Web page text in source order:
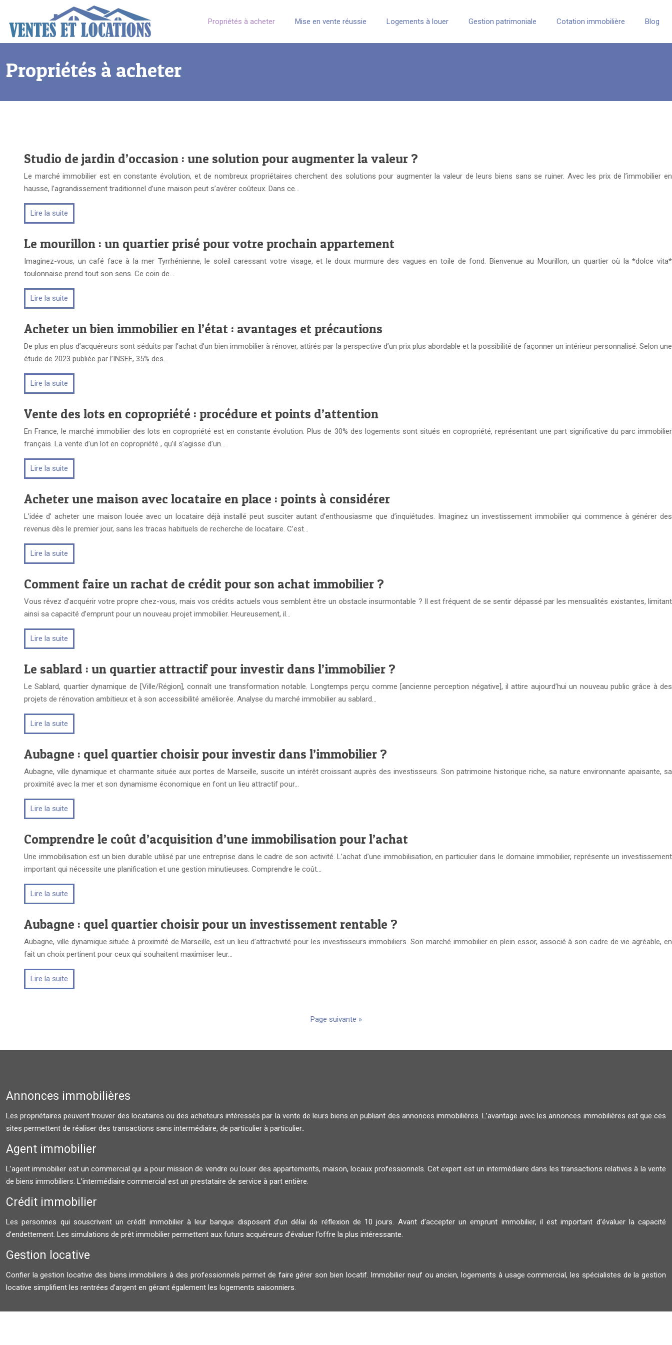
Propriétés à acheter Mise en vente réussie Logements à louer Gestion patrimoniale Cotation immobilière Blog
Propriétés à acheter
Studio de jardin d’occasion : une solution pour augmenter la valeur ?
Le marché immobilier est en constante évolution, et de nombreux propriétaires cherchent des solutions pour augmenter la valeur de leurs biens sans se ruiner. Avec les prix de l’immobilier en
hausse, l’agrandissement traditionnel d’une maison peut s’avérer coûteux. Dans ce…
Lire la suite
Le mourillon : un quartier prisé pour votre prochain appartement
Imaginez-vous, un café face à la mer Tyrrhénienne, le soleil caressant votre visage, et le doux murmure des vagues en toile de fond. Bienvenue au Mourillon, un quartier où la *dolce vita*
toulonnaise prend tout son sens. Ce coin de…
Lire la suite
Acheter un bien immobilier en l’état : avantages et précautions
De plus en plus d’acquéreurs sont séduits par l’achat d’un bien immobilier à rénover, attirés par la perspective d’un prix plus abordable et la possibilité de façonner un intérieur personnalisé. Selon une
étude de 2023 publiée par l’INSEE, 35% des…
Lire la suite
Vente des lots en copropriété : procédure et points d’attention
En France, le marché immobilier des lots en copropriété est en constante évolution. Plus de 30% des logements sont situés en copropriété, représentant une part significative du parc immobilier
français. La vente d’un lot en copropriété , qu’il s’agisse d’un…
Lire la suite
Acheter une maison avec locataire en place : points à considérer
L’idée d’ acheter une maison louée avec un locataire déjà installé peut susciter autant d’enthousiasme que d’inquiétudes. Imaginez un investissement immobilier qui commence à générer des
revenus dès le premier jour, sans les tracas habituels de recherche de locataire. C’est…
Lire la suite
Comment faire un rachat de crédit pour son achat immobilier ?
Vous rêvez d’acquérir votre propre chez-vous, mais vos crédits actuels vous semblent être un obstacle insurmontable ? Il est fréquent de se sentir dépassé par les mensualités existantes, limitant
ainsi sa capacité d’emprunt pour un nouveau projet immobilier. Heureusement, il…
Lire la suite
Le sablard : un quartier attractif pour investir dans l’immobilier ?
Le Sablard, quartier dynamique de [Ville/Région], connaît une transformation notable. Longtemps perçu comme [ancienne perception négative], il attire aujourd’hui un nouveau public grâce à des
projets de rénovation ambitieux et à son accessibilité améliorée. Analyse du marché immobilier au sablard…
Lire la suite
Aubagne : quel quartier choisir pour investir dans l’immobilier ?
Aubagne, ville dynamique et charmante située aux portes de Marseille, suscite un intérêt croissant auprès des investisseurs. Son patrimoine historique riche, sa nature environnante apaisante, sa
proximité avec la mer et son dynamisme économique en font un lieu attractif pour…
Lire la suite
Comprendre le coût d’acquisition d’une immobilisation pour l’achat
Une immobilisation est un bien durable utilisé par une entreprise dans le cadre de son activité. L’achat d’une immobilisation, en particulier dans le domaine immobilier, représente un investissement
important qui nécessite une planification et une gestion minutieuses. Comprendre le coût…
Lire la suite
Aubagne : quel quartier choisir pour un investissement rentable ?
Aubagne, ville dynamique située à proximité de Marseille, est un lieu d’attractivité pour les investisseurs immobiliers. Son marché immobilier en plein essor, associé à son cadre de vie agréable, en
fait un choix pertinent pour ceux qui souhaitent maximiser leur…
Lire la suite
Page suivante »
Annonces immobilières
Les propriétaires peuvent trouver des locataires ou des acheteurs intéressés par la vente de leurs biens en publiant des annonces immobilières. L’avantage avec les annonces immobilières est que ces
sites permettent de réaliser des transactions sans intermédiaire, de particulier à particulier..
Agent immobilier
L’agent immobilier est un commercial qui a pour mission de vendre ou louer des appartements, maison, locaux professionnels. Cet expert est un intermédiaire dans les transactions relatives à la vente
de biens immobiliers. L’intermédiaire commercial est un prestataire de service à part entière.
Crédit immobilier
Les personnes qui souscrivent un crédit immobilier à leur banque disposent d’un délai de réflexion de 10 jours. Avant d’accepter un emprunt immobilier, il est important d’évaluer la capacité
d’endettement. Les simulations de prêt immobilier permettent aux futurs acquéreurs d’évaluer l’offre la plus intéressante.
Gestion locative
Confier la gestion locative des biens immobiliers à des professionnels permet de faire gérer son bien locatif. Immobilier neuf ou ancien, logements à usage commercial, les spécialistes de la gestion
locative simplifient les rentrées d’argent en gérant également les logements saisonniers.